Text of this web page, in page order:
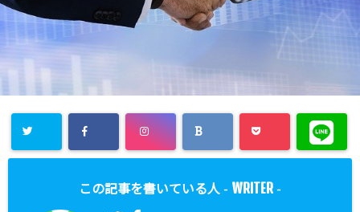
この記事を書いている人 - WRITER -